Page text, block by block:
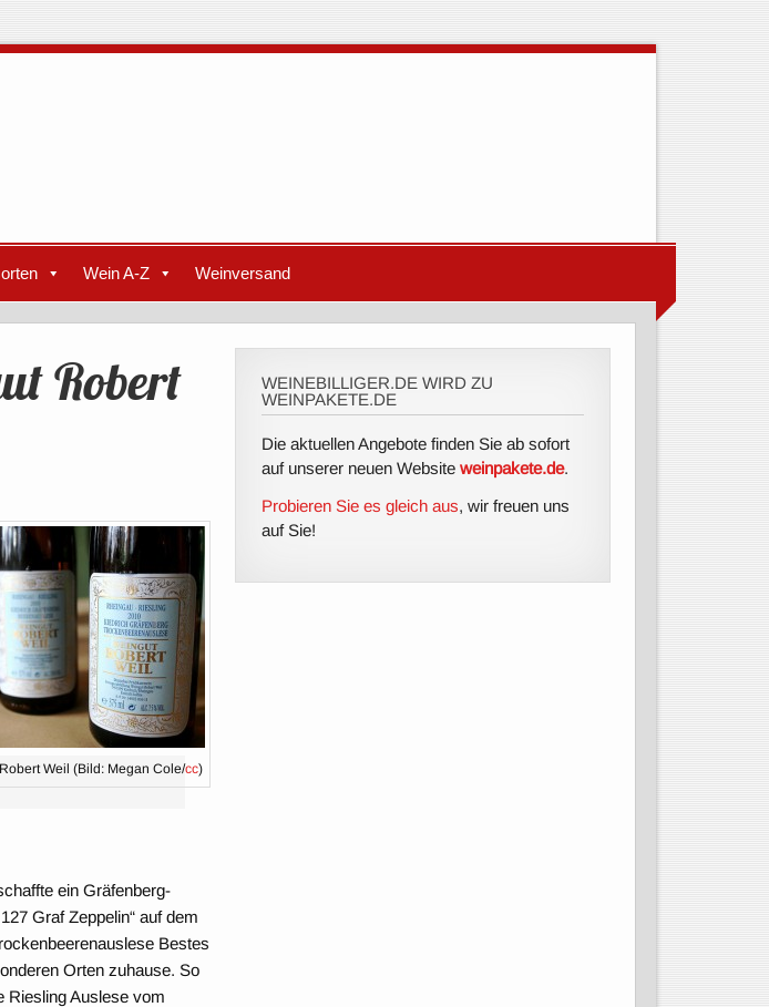
Wein A-Z Weinversand
Robert
Weil (Bild: Megan Cole/cc)
ein Gräfenberg-
Graf Zeppelin“ auf dem
Bestes
Orten zuhause. So
Riesling Auslese vom
WEINEBILLIGER.DE WIRD ZU
WEINPAKETE.DE
Die aktuellen Angebote finden Sie ab sofort
auf unserer neuen Websiteweinpakete.de.
Probieren Sie es gleich aus, wir freuen uns
auf Sie!